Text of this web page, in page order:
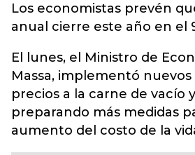
Los economistas prevén
anual cierre este año en el
El lunes, el Ministro de
Massa, implementó
precios a la carne de vacío
preparando más medidas
aumento del costo de la